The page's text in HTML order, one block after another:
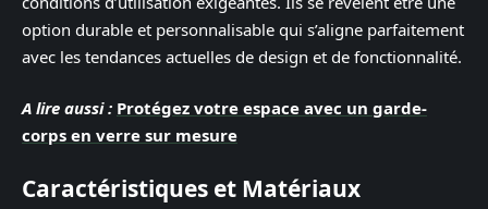
option durable et personnalisable qui s’aligne parfaitement
avec les tendances actuelles de design et de fonctionnalité.
A lire aussi : Protégez votre espace avec un garde-
corps en verre sur mesure
Caractéristiques et Matériaux